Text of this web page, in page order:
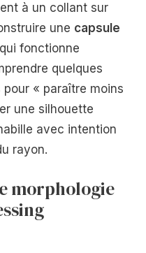
à un collant sur
une capsule
qui fonctionne
quelques
« paraître moins
une silhouette
avec intention
rayon.
morphologie